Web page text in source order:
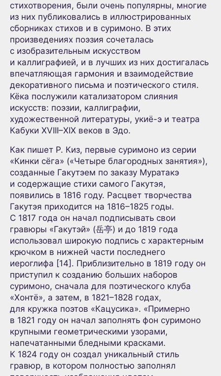
стихотворения, были очень популярны, многие
из них публиковались в иллюстрированных
сборниках стихов и в суримоно. В этих
произведениях поэзия сочеталась
с изобразительным искусством
и каллиграфией, и в лучших из них достигалась
впечатляющая гармония и взаимодействие
декоративного письма и поэтического стиля.
Кёка послужили катализатором слияния
искусств: поэзии, каллиграфии,
художественной литературы, укиё-э и театра
Кабуки XVIII–XIX веков в Эдо.
Как пишет Р. Киз, первые суримоно из серии
«Кинки сёга» («Четыре благородных занятия»),
созданные Гакутэем по заказу Муратакэ
и содержащие стихи самого Гакутэя,
появились в 1816 году. Расцвет творчества
Гакутэя приходится на 1816–1825 годы.
С 1817 года он начал подписывать свои
гравюры «Гакутэй» (岳亭) и до 1819 года
использовал широкую подпись с характерным
крючком в нижней части последнего
иероглифа [14]. Приблизительно в 1819 году он
приступил к созданию больших наборов
суримоно, сначала для поэтического клуба
«Хонтё», а затем, в 1821–1828 годах,
для кружка поэтов «Кацусика». «Примерно
в 1821 году он начал заполнять фон суримоно
крупными геометрическими узорами,
напечатанными бледными красками.
К 1824 году он создал уникальный стиль
гравюр, в котором полностью заполнял